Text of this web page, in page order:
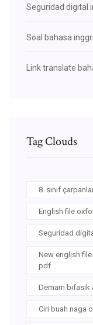
Seguridad digital
Soal bahasa
Link translate
Tag Clouds
8. sınıf
English file
Seguridad
New english
pdf
Demam bifasik
Ciri buah naga